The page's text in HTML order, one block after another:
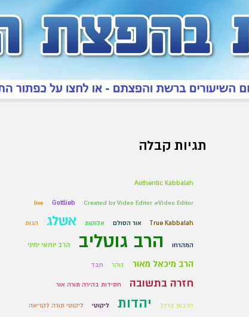
תגיות קבלה
Authentic Kabbalah
Created by Video Editor #Video Editor
Gottlieb
live
True Kabbalah אור הסולם אלוקות אשלג הגות
המהרחו הרב גוטליב הרב יוחאי ימיני
הרב מיכאל מאור זוהר חבד
חזרה בתשובה חסידות בהירה תורה אור
חרבות ברזל יהדות ליקוטי ליקוטי תורה לקריאה